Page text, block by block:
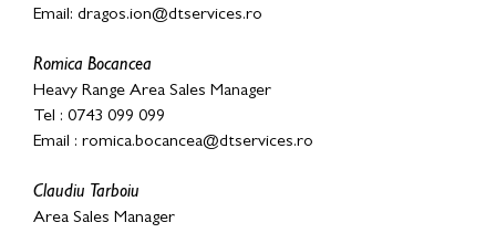
Email: dragos.ion@dtservices.ro
Romica Bocancea
Heavy Range Area Sales Manager
Tel : 0743 099 099
Email : romica.bocancea@dtservices.ro
Claudiu Tarboiu
Area Sales Manager